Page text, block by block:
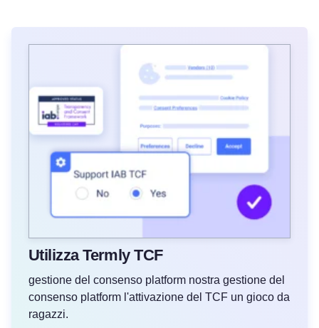
Utilizza Termly TCF
gestione del consenso platform nostra gestione del
consenso platform l'attivazione del TCF un gioco da
ragazzi.